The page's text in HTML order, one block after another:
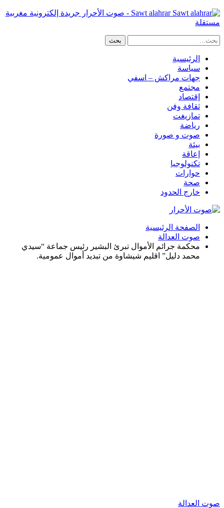
Sawt alahrar - صوت الأحرار جريدة إلكترونية مغربية
مستقلة
الرئيسية
سياسة
جهات مراكش – اسفي
مجتمع
إقتصاد
ثقافة وفن
تمازيغت
رياضة
صوت و صورة
بيئة
إعاقة
تكنولوجيا
حوارات
صحة
خارج الحدود
الصفحة الرئيسية
صوت العدالة
محكمة جرائم الأموال تبرئ البشير رئيس جماعة “سيدي
محمد دليل” اقليم شيشاوة من تبديد أموال عمومية.
صوت العدالة